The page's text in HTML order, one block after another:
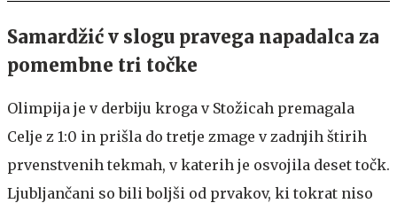
Samardžić v slogu pravega napadalca za
pomembne tri točke
Olimpija je v derbiju kroga v Stožicah premagala
Celje z 1:0 in prišla do tretje zmage v zadnjih štirih
prvenstvenih tekmah, v katerih je osvojila deset točk.
Ljubljančani so bili boljši od prvakov, ki tokrat niso